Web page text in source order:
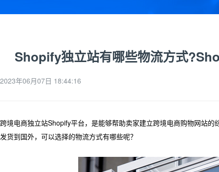
Shopify独立站有哪些物流方式
2023年06月07日 18:44:16
跨境电商独立站Shopify平台，是能够帮助卖家建立跨境电商购物网站
发货到国外，可以选择的物流方式有哪些呢？